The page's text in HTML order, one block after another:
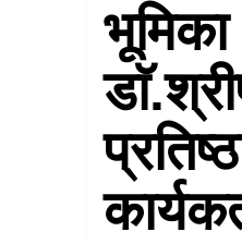
भूमिका